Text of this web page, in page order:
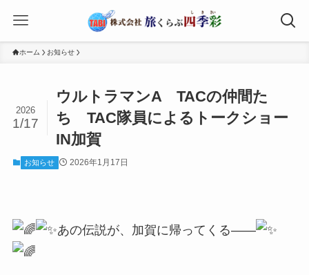
ホーム お知らせ
ウルトラマンA TACの仲間た
ち TAC隊員によるトークショー
IN加賀
2026
1/17
お知らせ 2026年1月17日
あの伝説が、加賀に帰ってくる——